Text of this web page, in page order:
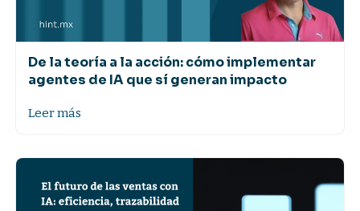
De la teoría a la acción: cómo implementar
agentes de IA que sí generan impacto
Leer más